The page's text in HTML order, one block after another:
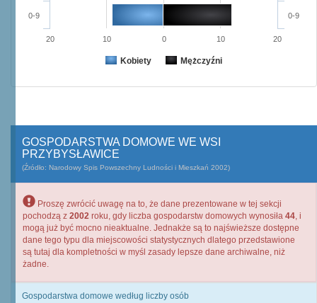
Kobiety Mężczyźni
0-9 0-9
20 10 0 10 20
GOSPODARSTWA DOMOWE WE WSI
PRZYBYSŁAWICE
(Źródło: Narodowy Spis Powszechny Ludności i Mieszkań 2002)
Proszę zwrócić uwagę na to, że dane prezentowane w tej sekcji
pochodzą z 2002 roku, gdy liczba gospodarstw domowych wynosiła 44, i
mogą już być mocno nieaktualne. Jednakże są to najświeższe dostępne
dane tego typu dla miejscowości statystycznych dlatego przedstawione
są tutaj dla kompletności w myśl zasady lepsze dane archiwalne, niż
żadne.
Gospodarstwa domowe według liczby osób